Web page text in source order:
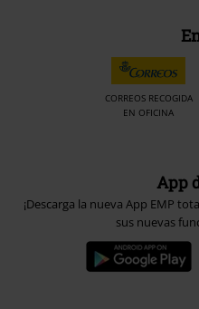
CORREOS RECOGIDA
EN OFICINA
App
¡Descarga la nueva App EMP
sus nuevas